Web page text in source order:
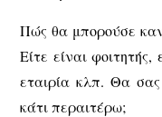
Πώς θα μπορούσε
Είτε είναι
εταιρία κλπ. Θα
κάτι περαιτέρω;